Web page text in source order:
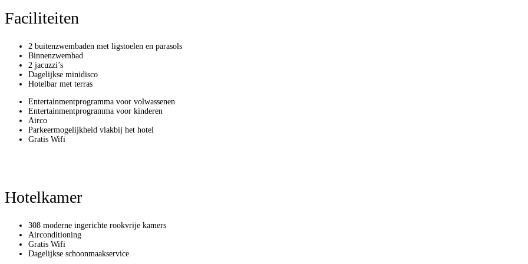
Faciliteiten
2 buitenzwembaden met ligstoelen en parasols
Binnenzwembad
2 jacuzzi’s
Dagelijkse minidisco
Hotelbar met terras
Entertainmentprogramma voor volwassenen
Entertainmentprogramma voor kinderen
Airco
Parkeermogelijkheid vlakbij het hotel
Gratis Wifi
Hotelkamer
308 moderne ingerichte rookvrije kamers
Airconditioning
Gratis Wifi
Dagelijkse schoonmaakservice